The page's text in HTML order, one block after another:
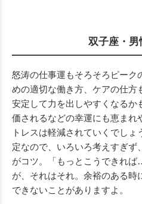
双子座・男
怒涛の仕事運もそろそろピーク
めの適切な働き方、ケアの仕方
安定して力を出しやすくなるか
価されるなどの幸運にも恵まれ
トレスは軽減されていくでし
定なので、いろいろ考えすぎず
がコツ。「もっとこうできれ
が、それはそれ。余裕のある時
できないことがありますよ。